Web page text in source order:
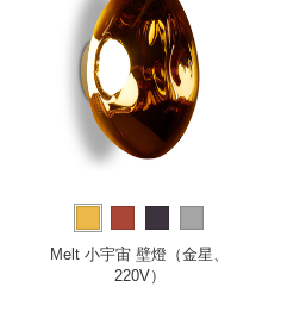
Melt 小宇宙 壁燈（金星、
220V）